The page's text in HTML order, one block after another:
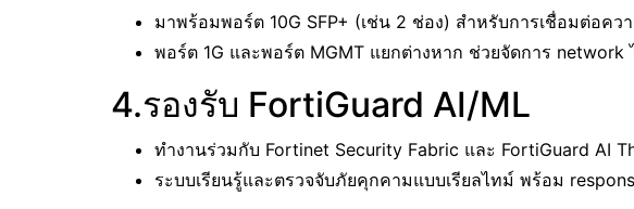
มาพร้อมพอร์ต 10G SFP+ (เช่น 2 ช่อง) สำหรับการเชื่อมต่อควา
พอร์ต 1G และพอร์ต MGMT แยกต่างหาก ช่วยจัดการ network
4.รองรับ FortiGuard AI/ML
ทำงานร่วมกับ Fortinet Security Fabric และ FortiGuard AI
ระบบเรียนรู้และตรวจจับภัยคุกคามแบบเรียลไทม์ พร้อม